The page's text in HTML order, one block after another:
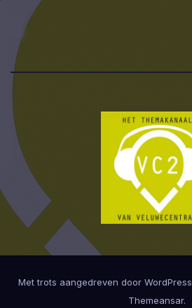
Met trots aangedreven door WordPress
Themeansar.